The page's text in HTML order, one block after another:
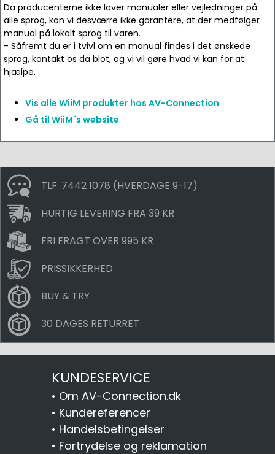
Da producenterne ikke laver manualer eller vejledninger på
alle sprog, kan vi desværre ikke garantere, at der medfølger
manual på lokalt sprog til varen.
- Såfremt du er i tvivl om en manual findes i det ønskede
sprog, kontakt os da blot, og vi vil gøre hvad vi kan for at
hjælpe.
Vis alle WiiM produkter hos AV-Connection
Gå til WiiM´s website
TLF. 7442 1078 (HVERDAGE 9-17)
HURTIG LEVERING FRA 39 KR
FRI FRAGT OVER 995 KR
PRISSIKKERHED
BUY & TRY
30 DAGES RETURRET
KUNDESERVICE
• Om AV-Connection.dk
• Kundereferencer
• Handelsbetingelser
• Fortrydelse og reklamation